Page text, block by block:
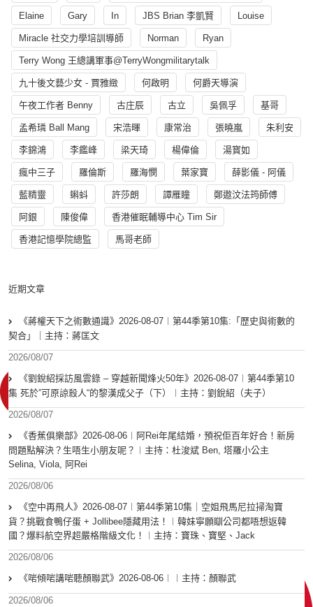
Elaine Gary In JBS Brian 李凱賢 Louise
Miracle 社交力學培訓導師 Norman Ryan
Terry Wong 王總講軍事@TerryWongmilitarytalk
九十後文藝少女 - 賈雅緻 何啟明 何爵天導演
午夜工作者 Benny 古庄辰 古立 吳佩孚 基哥
孟希璘 Ball Mang 宋浩暉 康常治 張曉嵐 朱利安
李錦鴻 李鑑峰 梁天琦 楊偉倫 湯寳如
瘋中三子 羅倫斯 羅海憫 葉家寶 薛影儀 - 阿儀
藍精靈 蝌蚪 許莎朗 譚雁瞳 鄭遨汶法筠師傅
阿銀 陳俊偉 香港催眠輔導中心 Tim Sir
香港記憶學院總監 馬哥老師
近期文章
《蔣權天下之術數通識》2026-08-07︱第44季第10集:「歴史與術數的
契合」｜主持：蔣匡文
2026/08/07
《劉銳紹採訪風雲錄 – 穿越新聞烽火50年》2026-08-07︱第44季第10
集 死於”可原諒殺人“的黎漢成父子（下）︱主持：劉銳紹（夫子）
2026/08/07
《香蕉俱樂部》2026-08-06︱阿Rei年尾結婚，預祝佢百年好合！新房
問題點解決？生唔生小朋友呢？︱主持：杜浚斌 Ben, 塔羅小公主
Selina, Viola, 阿Rei
2026/08/06
《空中再飛人》2026-08-07︱第44季第10集｜空姐飛馬尼拉掃淘寶
貨？挑戰食鴨仔蛋 + Jollibee隱藏用法！︱韓妹寧願瞓公司都唔想返韓
國？爆料航空界超嚴格階級文化！︱主持：寶珠、寶堅、Jack
2026/08/06
《啱傾啱講啱聽顏聯武》2026-08-06︱︱主持：顏聯武
2026/08/06